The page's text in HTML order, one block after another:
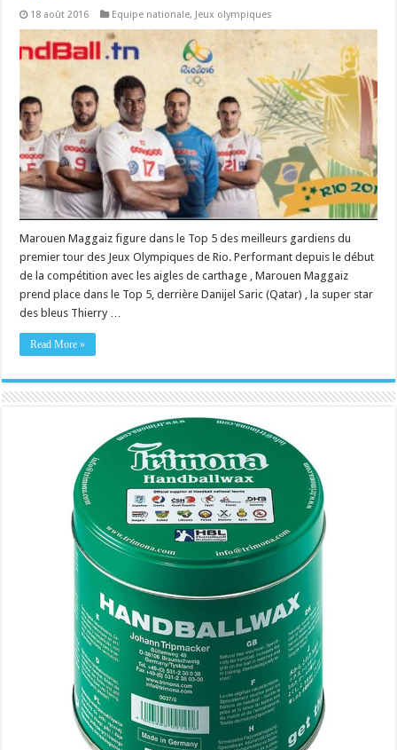
18 août 2016 Equipe nationale, Jeux olympiques
Marouen Maggaiz figure dans le Top 5 des meilleurs gardiens du
premier tour des Jeux Olympiques de Rio. Performant depuis le début
de la compétition avec les aigles de carthage , Marouen Maggaiz
prend place dans le Top 5, derrière Danijel Saric (Qatar) , la super star
des bleus Thierry …
Read More »